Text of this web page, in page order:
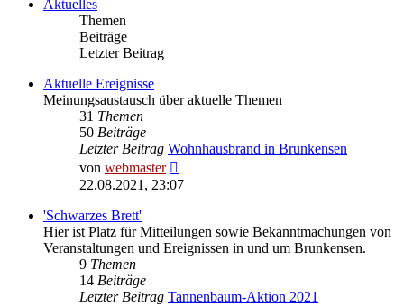
Aktuelles
Themen
Beiträge
Letzter Beitrag
Aktuelle Ereignisse
Meinungsaustausch über aktuelle Themen
31 Themen
50 Beiträge
Letzter Beitrag Wohnhausbrand in Brunkensen
von webmaster
Beitrag
22.08.2021, 23:07
'Schwarzes Brett'
Hier ist Platz für Mitteilungen sowie Bekanntmachungen von
Veranstaltungen und Ereignissen in und um Brunkensen.
9 Themen
14 Beiträge
Letzter Beitrag Tannenbaum-Aktion 2021